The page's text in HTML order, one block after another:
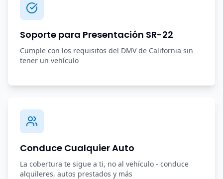
Soporte para Presentación SR-22
Cumple con los requisitos del DMV de California sin
tener un vehículo
Conduce Cualquier Auto
La cobertura te sigue a ti, no al vehículo - conduce
alquileres, autos prestados y más